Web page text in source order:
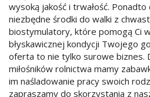
wysoką jakość i trwałość.
niezbędne środki do walki z
biostymulatory, które pomogą Ci
błyskawicznej kondycji Twojego
oferta to nie tylko surowe biznes.
miłośników rolnictwa mamy
im naśladowanie pracy swoich
zapraszamy do skorzystania z